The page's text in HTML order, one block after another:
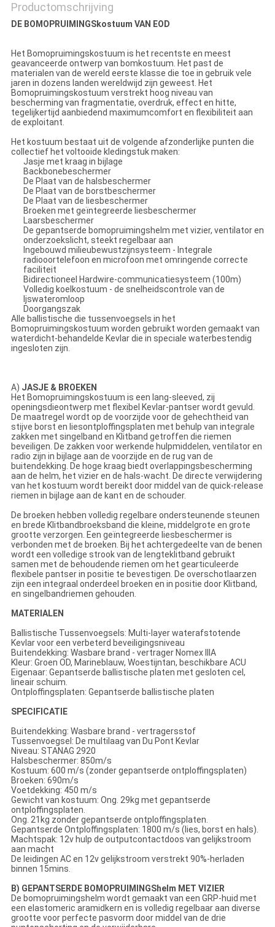
Productomschrijving
DE BOMOPRUIMINGSkostuum VAN EOD
Het Bomopruimingskostuum is het recentste en meest
geavanceerde ontwerp van bomkostuum. Het past de
materialen van de wereld eerste klasse die toe in gebruik vele
jaren in dozens landen wereldwijd zijn geweest. Het
Bomopruimingskostuum verstrekt hoog niveau van
bescherming van fragmentatie, overdruk, effect en hitte,
tegelijkertijd aanbiedend maximumcomfort en flexibiliteit aan
de exploitant.
Het kostuum bestaat uit de volgende afzonderlijke punten die
collectief het voltooide kledingstuk maken:
Jasje met kraag in bijlage
Backbonebeschermer
De Plaat van de halsbeschermer
De Plaat van de borstbeschermer
De Plaat van de liesbeschermer
Broeken met geïntegreerde liesbeschermer
Laarsbeschermer
De gepantserde bomopruimingshelm met vizier, ventilator en
onderzoekslicht, steekt regelbaar aan
Ingebouwd milieubewustzijnsysteem - Integrale
radiooortelefoon en microfoon met omringende correcte
faciliteit
Bidirectioneel Hardwire-communicatiesysteem (100m)
Volledig koelkostuum - de snelheidscontrole van de
Ijswateromloop
Doorgangszak
Alle ballistische die tussenvoegsels in het
Bomopruimingskostuum worden gebruikt worden gemaakt van
waterdicht-behandelde Kevlar die in speciale waterbestendig
ingesloten zijn.
A) JASJE & BROEKEN
Het Bomopruimingskostuum is een lang-sleeved, zij
openingsdieontwerp met flexibel Kevlar-pantser wordt gevuld.
De maatregel wordt op de voorzijde voor de gehechtheid van
stijve borst en liesontploffingsplaten met behulp van integrale
zakken met singelband en Klitband getroffen die riemen
beveiligen. De zakken voor werkende hulpmiddelen, ventilator en
radio zijn in bijlage aan de voorzijde en de rug van de
buitendekking. De hoge kraag biedt overlappingsbescherming
aan de helm, het vizier en de hals-wacht. De directe verwijdering
van het kostuum wordt bereikt door middel van de quick-release
riemen in bijlage aan de kant en de schouder.
De broeken hebben volledig regelbare ondersteunende steunen
en brede Klitbandbroeksband die kleine, middelgrote en grote
grootte verzorgen. Een geïntegreerde liesbeschermer is
verbonden met de broeken. Bij het achtergedeelte van de benen
wordt een volledige strook van de lengteklitband gebruikt
samen met de behoudende riemen om het gearticuleerde
flexibele pantser in positie te bevestigen. De overschotlaarzen
zijn een integraal onderdeel broeken en in positie door Klitband,
en singelbandriemen gehouden.
MATERIALEN
Ballistische Tussenvoegsels: Multi-layer waterafstotende
Kevlar voor een verbeterd beveiligingsniveau
Buitendekking: Wasbare brand - vertrager Nomex IIIA
Kleur: Groen OD, Marineblauw, Woestijntan, beschikbare ACU
Eigenaar: Gepantserde ballistische platen met gesloten cel,
lineair schuim.
Ontploffingsplaten: Gepantserde ballistische platen
SPECIFICATIE
Buitendekking: Wasbare brand - vertragersstof
Tussenvoegsel: De multilaag van Du Pont Kevlar
Niveau: STANAG 2920
Halsbeschermer: 850m/s
Kostuum: 600 m/s (zonder gepantserde ontploffingsplaten)
Broeken: 690m/s
Voetdekking: 450 m/s
Gewicht van kostuum: Ong. 29kg met gepantserde
ontploffingsplaten.
Ong. 21kg zonder gepantserde ontploffingsplaten.
Gepantserde Ontploffingsplaten: 1800 m/s (lies, borst en hals).
Machtspak: 12v hulp de outputcontactdoos van gelijkstroom
aan macht
De leidingen AC en 12v gelijkstroom verstrekt 90%-herladen
binnen 15mins.
B) GEPANTSERDE BOMOPRUIMINGShelm MET VIZIER
De bomopruimingshelm wordt gemaakt van een GRP-huid met
een elastomeric aramidkern en is volledig regelbaar aan diverse
grootte voor perfecte pasvorm door middel van de drie